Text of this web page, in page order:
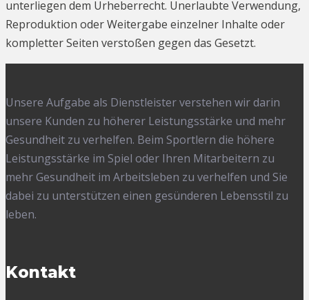
unterliegen dem Urheberrecht. Unerlaubte Verwendung,
Reproduktion oder Weitergabe einzelner Inhalte oder
kompletter Seiten verstoßen gegen das Gesetzt.
Unsere Aufgabe als Dienstleister verstehen wir darin
unsere Kunden zu höherer Leistungsstärke und mehr
Gesundheit zu verhelfen. Beim Sportlern die höhere
Leistungsstärke im Spiel oder Ihren Mitarbeitern zu
mehr Gesundheit im Arbeitsleben zu verhelfen und Sie
dabei zu unterstützen einen gesünderen Lebensstil zu
leben.
Kontakt